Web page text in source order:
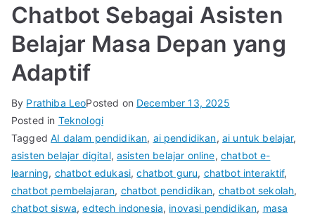
Chatbot Sebagai Asisten
Belajar Masa Depan yang
Adaptif
By Prathiba LeoPosted on December 13, 2025
Posted in Teknologi
TaggedAI dalam pendidikan, ai pendidikan, ai untuk belajar,
asisten belajar digital,asisten belajar online, chatbot e-
learning, chatbot edukasi,chatbot guru, chatbot interaktif,
chatbot pembelajaran, chatbot pendidikan, chatbot sekolah,
chatbot siswa,edtech indonesia, inovasi pendidikan, masa